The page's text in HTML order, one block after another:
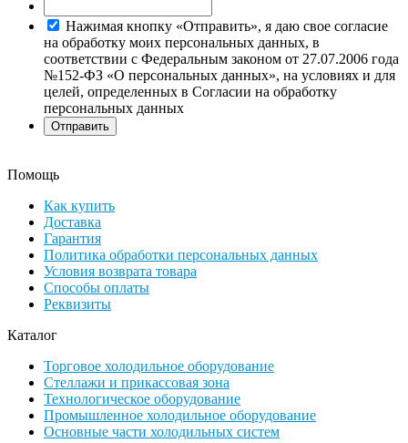
Нажимая кнопку «Отправить», я даю свое согласие
на обработку моих персональных данных, в
соответствии с Федеральным законом от 27.07.2006 года
№152-ФЗ «О персональных данных», на условиях и для
целей, определенных в Согласии на обработку
персональных данных
Помощь
Как купить
Доставка
Гарантия
Политика обработки персональных данных
Условия возврата товара
Способы оплаты
Реквизиты
Каталог
Торговое холодильное оборудование
Стеллажи и прикассовая зона
Технологическое оборудование
Промышленное холодильное оборудование
Основные части холодильных систем